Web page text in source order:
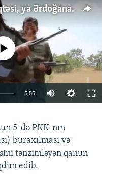
Türkiyənin dönüş nöqtəsi, ya Ərdoğana üçüncü şans: PKK ilə qəfil barışıq nə deməkdir?
360p 480p
1080p
currently available
5:56
360p
480p
5-də PKK-nın
buraxılması və
tənzimləyən qanun
edib.